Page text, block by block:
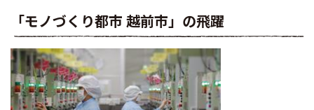
「モノづくり都市 越前市」の飛躍